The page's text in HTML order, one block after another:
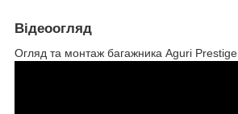
Відеоогляд
Огляд та монтаж багажника Aguri Prestige